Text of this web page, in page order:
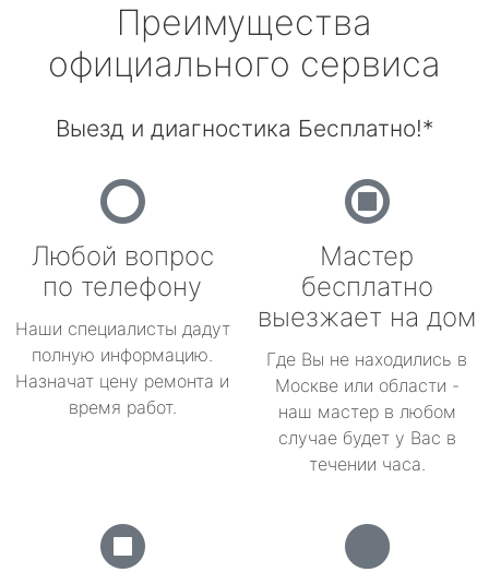
Преимущества
официального сервиса
Выезд и диагностика Бесплатно!*
Любой вопрос
по телефону
Наши специалисты дадут
полную информацию.
Назначат цену ремонта и
время работ.
Мастер
бесплатно
выезжает на дом
Где Вы не находились в
Москве или области -
наш мастер в любом
случае будет у Вас в
течении часа.